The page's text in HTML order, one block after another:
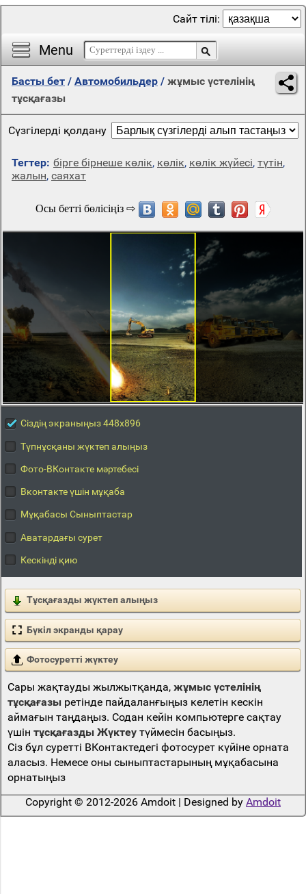
Menu
Сайт тілі:
Басты бет / Автомобильдер / жұмыс үстелінің
тұсқағазы
Сүзгілерді қолдану
Тегтер: бірге бірнеше көлік, көлік, көлік жүйесі, түтін,
жалын, саяхат
Сіздің экраныңыз 448x896
Түпнұсқаны жүктеп алыңыз
Фото-ВКонтакте мәртебесі
Вконтакте үшін мұқаба
Мұқабасы Сыныптастар
Аватардағы сурет
Кескінді қию
Тұсқағазды жүктеп алыңыз
Бүкіл экранды қарау
Фотосуретті жүктеу
Сары жақтауды жылжытқанда, жұмыс үстелінің
тұсқағазыретінде пайдаланғыңыз келетін кескін
аймағын таңдаңыз. Содан кейін компьютерге сақтау
үшін тұсқағазды Жүктеутүймесін басыңыз.
Сіз бұл суретті ВКонтактедегі фотосурет күйіне орната
аласыз. Немесе оны сыныптастарының мұқабасына
орнатыңыз
Copyright © 2012-2026 Amdoit | Designed by Amdoit